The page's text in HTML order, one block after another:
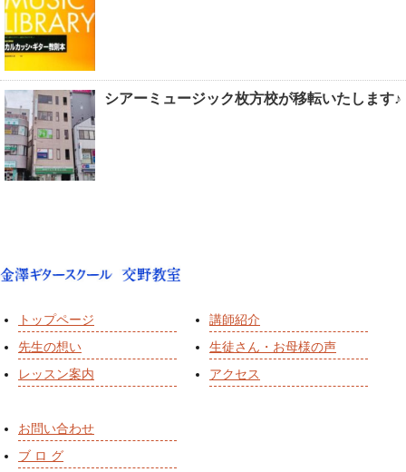
シアーミュージック枚方校が移転いたします♪
トップページ
先生の想い
レッスン案内
講師紹介
生徒さん・お母様の声
アクセス
お問い合わせ
ブ ロ グ